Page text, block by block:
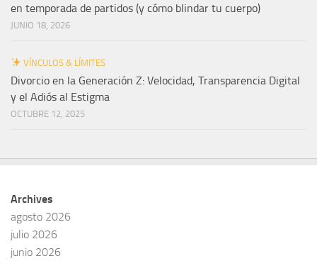
en temporada de partidos (y cómo blindar tu cuerpo)
JUNIO 18, 2026
VÍNCULOS & LÍMITES
Divorcio en la Generación Z: Velocidad, Transparencia Digital
y el Adiós al Estigma
OCTUBRE 12, 2025
Archives
agosto 2026
julio 2026
junio 2026